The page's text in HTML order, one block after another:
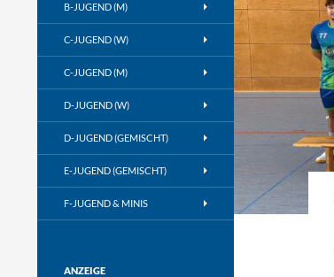
B-JUGEND (M)
C-JUGEND (W)
C-JUGEND (M)
D-JUGEND (W)
D-JUGEND (GEMISCHT)
E-JUGEND (GEMISCHT)
F-JUGEND & MINIS
ANZEIGE